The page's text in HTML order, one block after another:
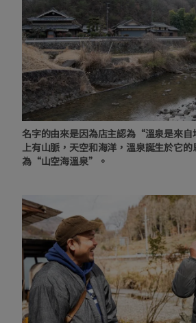
名字的由來是因為店主認為“溫泉是來
上有山脈，天空和海洋，溫泉誕生於它
為“山空海溫泉”。